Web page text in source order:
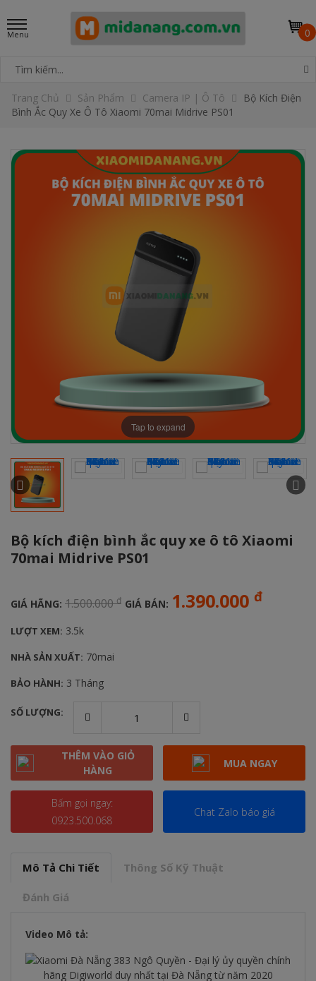
0
Trang Chủ Sản Phẩm Camera IP | Ô Tô
Bộ Kích Điện
Bình Ắc Quy Xe Ô Tô Xiaomi 70mai Midrive PS01
Tap to expand
Bộ kích điện bình ắc quy xe ô tô Xiaomi
70mai Midrive PS01
GIÁ HÃNG: 1.500.000đ GIÁ BÁN: 1.390.000 đ
LƯỢT XEM: 3.5k
NHÀ SẢN XUẤT: 70mai
BẢO HÀNH: 3 Tháng
SỐ LƯỢNG:
THÊM VÀO GIỎ
HÀNG
MUA NGAY
Bấm gọi ngay:
0923.500.068
Chat Zalo báo giá
Mô Tả Chi Tiết Thông Số Kỹ Thuật
Đánh Giá
Video Mô tả: